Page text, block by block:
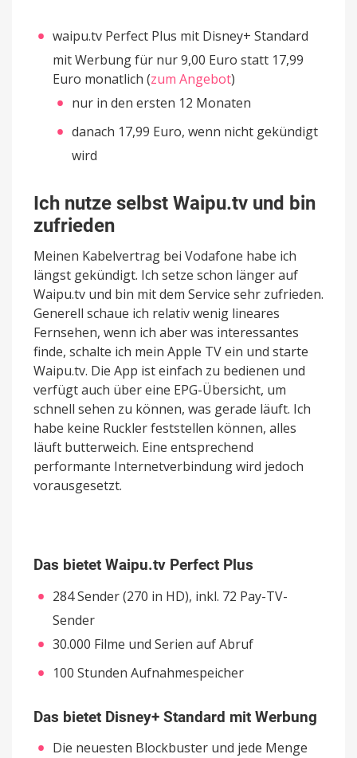
waipu.tv Perfect Plus mit Disney+ Standard
mit Werbung für nur 9,00 Euro statt 17,99
Euro monatlich (zum Angebot)
nur in den ersten 12 Monaten
danach 17,99 Euro, wenn nicht gekündigt
wird
Ich nutze selbst Waipu.tv und bin
zufrieden
Meinen Kabelvertrag bei Vodafone habe ich
längst gekündigt. Ich setze schon länger auf
Waipu.tv und bin mit dem Service sehr zufrieden.
Generell schaue ich relativ wenig lineares
Fernsehen, wenn ich aber was interessantes
finde, schalte ich mein Apple TV ein und starte
Waipu.tv. Die App ist einfach zu bedienen und
verfügt auch über eine EPG-Übersicht, um
schnell sehen zu können, was gerade läuft. Ich
habe keine Ruckler feststellen können, alles
läuft butterweich. Eine entsprechend
performante Internetverbindung wird jedoch
vorausgesetzt.
Das bietet Waipu.tv Perfect Plus
284 Sender (270 in HD), inkl. 72 Pay-TV-
Sender
30.000 Filme und Serien auf Abruf
100 Stunden Aufnahmespeicher
Das bietet Disney+ Standard mit Werbung
Die neuesten Blockbuster und jede Menge